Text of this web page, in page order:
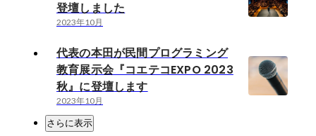
登壇しました
2023年10月
代表の本田が民間プログラミング
教育展示会『コエテコEXPO 2023
秋』に登壇します
2023年10月
さらに表示